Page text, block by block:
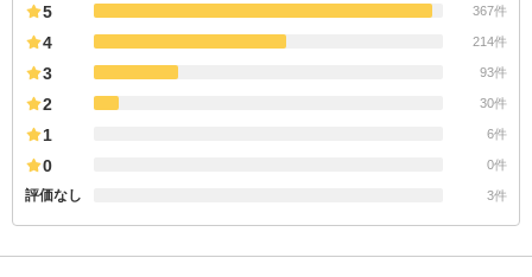
5 367件
4 214件
3 93件
2 30件
1 6件
0 0件
評価なし 3件